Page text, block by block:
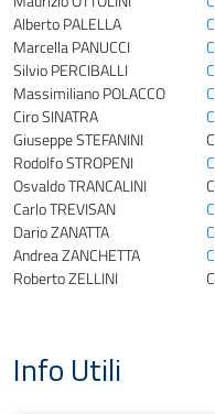
Alberto PALELLA
Marcella PANUCCI
Silvio PERCIBALLI
Massimiliano POLACCO
Ciro SINATRA
Giuseppe STEFANINI
Rodolfo STROPENI
Osvaldo TRANCALINI
Carlo TREVISAN
Dario ZANATTA
Andrea ZANCHETTA
Roberto ZELLINI
Info Utili